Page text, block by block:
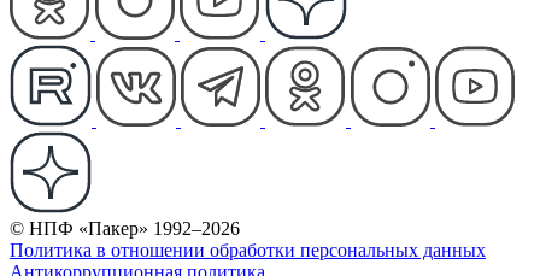
© НПФ «Пакер» 1992–2026
Политика в отношении обработки персональных данных